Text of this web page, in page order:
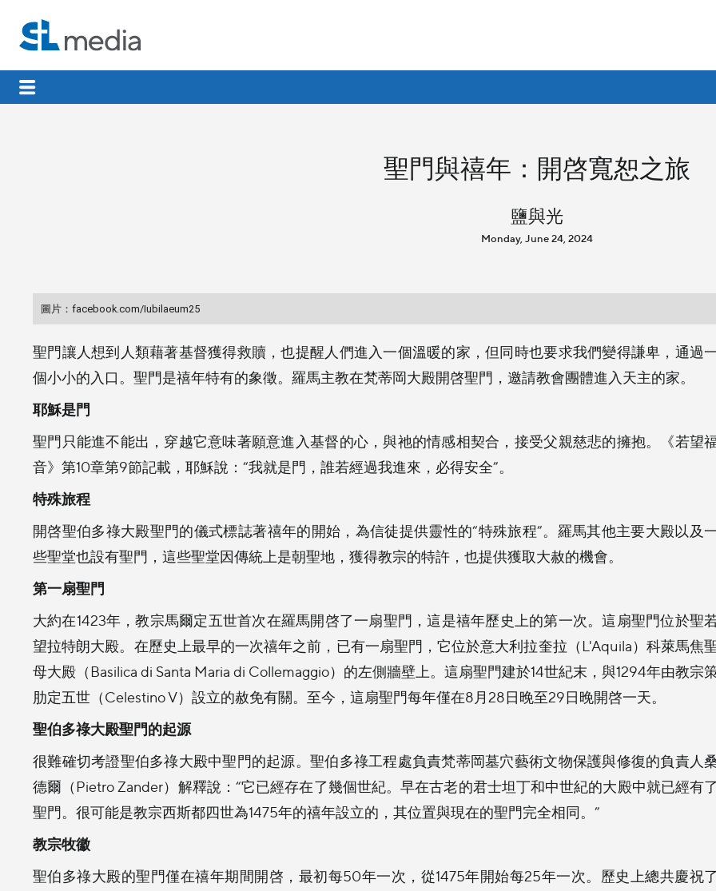
聖門與禧年：開啓寬恕之旅
鹽與光
Monday, June 24, 2024
圖片：facebook.com/Iubilaeum25
聖門讓人想到人類藉著基督獲得救贖，也提醒人們進入一個溫暖的家，但同時也要求我們變得謙卑，通過
個小小的入口。聖門是禧年特有的象徵。羅馬主教在梵蒂岡大殿開啓聖門，邀請教會團體進入天主的家。
耶穌是門
聖門只能進不能出，穿越它意味著願意進入基督的心，與祂的情感相契合，接受父親慈悲的擁抱。《若望
音》第10章第9節記載，耶穌說：“我就是門，誰若經過我進來，必得安全”。
特殊旅程
開啓聖伯多祿大殿聖門的儀式標誌著禧年的開始，為信徒提供靈性的“特殊旅程”。羅馬其他主要大殿以及
些聖堂也設有聖門，這些聖堂因傳統上是朝聖地，獲得教宗的特許，也提供獲取大赦的機會。
第一扇聖門
大約在1423年，教宗馬爾定五世首次在羅馬開啓了一扇聖門，這是禧年歷史上的第一次。這扇聖門位於聖
望拉特朗大殿。在歷史上最早的一次禧年之前，已有一扇聖門，它位於意大利拉奎拉（L'Aquila）科萊馬焦
母大殿（Basilica di Santa Maria di Collemaggio）的左側牆壁上。這扇聖門建於14世紀末，與1294年由教宗
肋定五世（Celestino V）設立的赦免有關。至今，這扇聖門每年僅在8月28日晚至29日晚開啓一天。
聖伯多祿大殿聖門的起源
很難確切考證聖伯多祿大殿中聖門的起源。聖伯多祿工程處負責梵蒂岡墓穴藝術文物保護與修復的負責人
德爾（Pietro Zander）解釋說：“它已經存在了幾個世紀。早在古老的君士坦丁和中世紀的大殿中就已經有了
聖門。很可能是教宗西斯都四世為1475年的禧年設立的，其位置與現在的聖門完全相同。”
教宗牧徽
聖伯多祿大殿的聖門僅在禧年期間開啓，最初每50年一次，從1475年開始每25年一次。歷史上總共慶祝了